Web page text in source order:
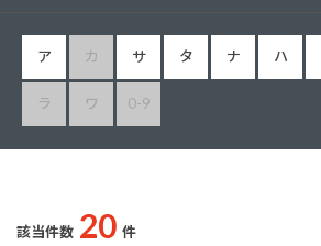
ア カ サ タ ナ ハ
ラ ワ 0-9
該当件数 20 件